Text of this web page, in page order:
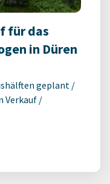
für das
in Düren
geplant /
Verkauf /